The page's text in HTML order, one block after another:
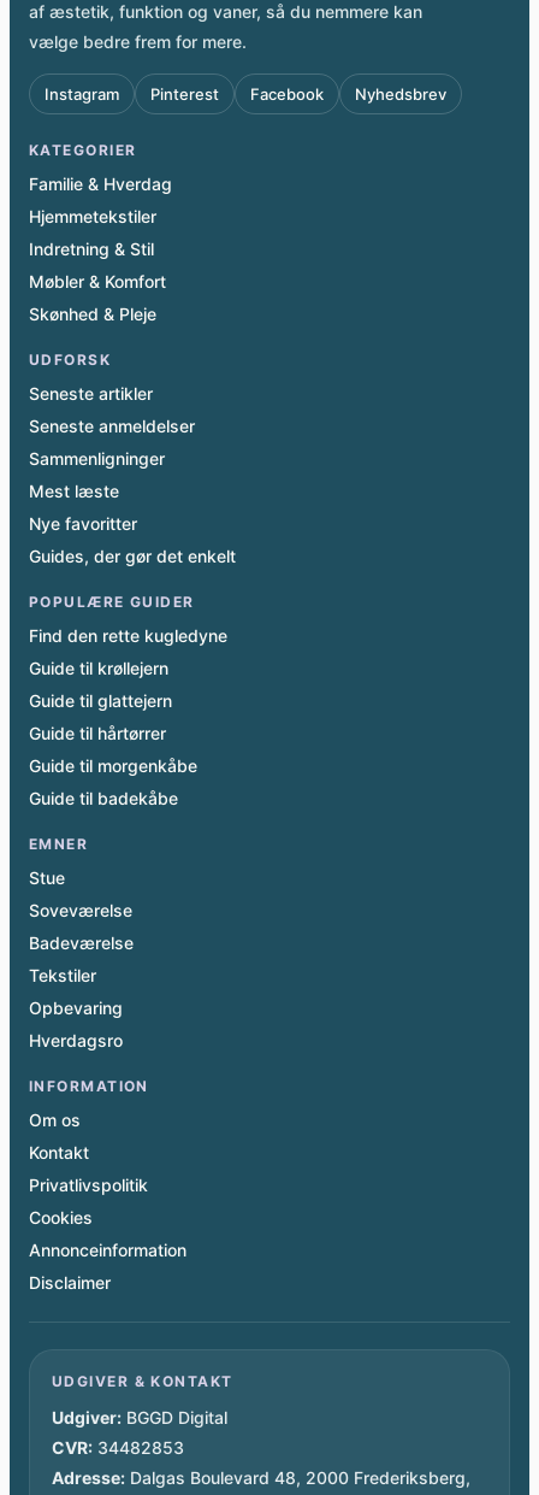
af æstetik, funktion og vaner, så du nemmere kan
vælge bedre frem for mere.
Instagram Pinterest Facebook Nyhedsbrev
KATEGORIER
Familie & Hverdag
Hjemmetekstiler
Indretning & Stil
Møbler & Komfort
Skønhed & Pleje
UDFORSK
Seneste artikler
Seneste anmeldelser
Sammenligninger
Mest læste
Nye favoritter
Guides, der gør det enkelt
POPULÆRE GUIDER
Find den rette kugledyne
Guide til krøllejern
Guide til glattejern
Guide til hårtørrer
Guide til morgenkåbe
Guide til badekåbe
EMNER
Stue
Soveværelse
Badeværelse
Tekstiler
Opbevaring
Hverdagsro
INFORMATION
Om os
Kontakt
Privatlivspolitik
Cookies
Annonceinformation
Disclaimer
UDGIVER & KONTAKT
Udgiver: BGGD Digital
CVR: 34482853
Adresse: Dalgas Boulevard 48, 2000 Frederiksberg,